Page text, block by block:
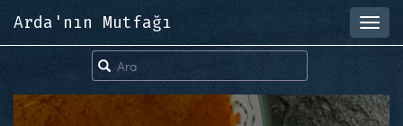
Arda'nın Mutfağı